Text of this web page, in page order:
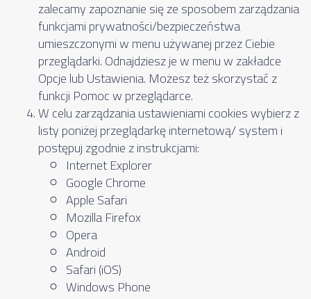
zalecamy zapoznanie się ze sposobem zarządzania
funkcjami prywatności/bezpieczeństwa
umieszczonymi w menu używanej przez Ciebie
przeglądarki. Odnajdziesz je w menu w zakładce
Opcje lub Ustawienia. Możesz też skorzystać z
funkcji Pomoc w przeglądarce.
W celu zarządzania ustawieniami cookies wybierz z
listy poniżej przeglądarkę internetową/ system i
postępuj zgodnie z instrukcjami:
Internet Explorer
Google Chrome
Apple Safari
Mozilla Firefox
Opera
Android
Safari (iOS)
Windows Phone